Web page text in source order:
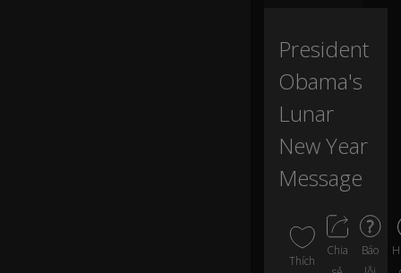
n
o
es
wi
es
to
ev
er
President
Obama's
Lunar
New Year
Message
Thích
Chia
Báo